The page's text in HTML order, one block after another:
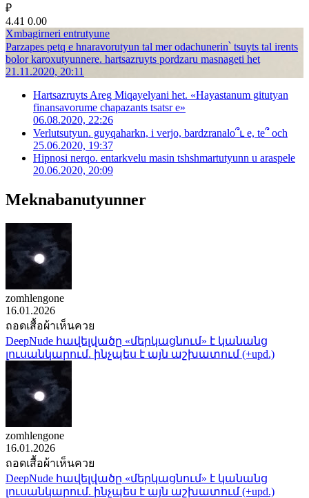
₽
4.41 0.00
Xmbagirneri entrutyune
Parzapes petq e hnaravorutyun tal mer odachunerin՝ tsuyts tal irents
bolor karoxutyunnere. hartsazruyts pordzaru masnageti het
21.11.2020, 20:11
Hartsazruyts Areg Miqayelyani het. «Hayastanum gitutyan
finansavorume chapazants tsatsr e»
06.08.2020, 22:26
Verlutsutyun. guyqaharkn, i verjo, bardzranalo՞ւ e, te՞ och
25.06.2020, 19:37
Hipnosi nerqo. entarkvelu masin tshshmartutyunn u araspele
20.06.2020, 20:09
Meknabanutyunner
zomhlengone
16.01.2026
ถอดเสื้อผ้าเห็นควย
DeepNude հավելվածը «մերկացնում» է կանանց
լուսանկարում. ինչպես է այն աշխատում (+upd.)
zomhlengone
16.01.2026
ถอดเสื้อผ้าเห็นควย
DeepNude հավելվածը «մերկացնում» է կանանց
լուսանկարում. ինչպես է այն աշխատում (+upd.)